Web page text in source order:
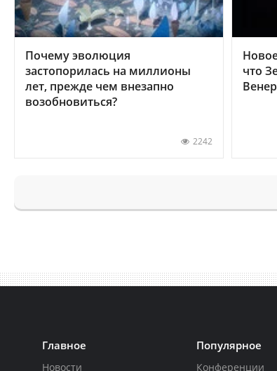
Почему эволюция
застопорилась на миллионы
лет, прежде чем внезапно
возобновиться?
2242
что
Главное
Новости
Популярное
Конференции